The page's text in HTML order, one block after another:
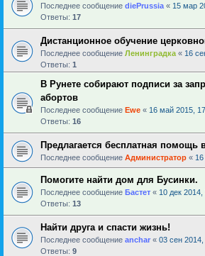
Последнее сообщение diePrussia « 15 мар
Ответы: 17
Дистанционное обучение
Последнее сообщение Ленинградка « 16
Ответы: 1
В Рунете собирают подписи за
абортов
Последнее сообщение Ewe « 16 май 2015,
Ответы: 16
Предлагается бесплатная помощь
Последнее сообщение Администратор «
Помогите найти дом для Бусинки.
Последнее сообщение Бастет « 10 дек 2014,
Ответы: 13
Найти друга и спасти жизнь!
Последнее сообщение anchar « 03 сен
Ответы: 9